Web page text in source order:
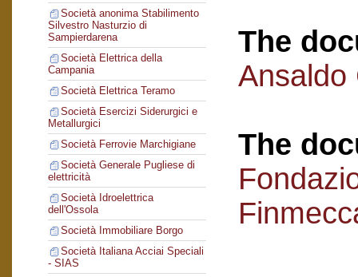
Società anonima Stabilimento
Silvestro Nasturzio di
Sampierdarena
Società Elettrica della
Campania
Società Elettrica Teramo
Società Esercizi Siderurgici e
Metallurgici
Società Ferrovie Marchigiane
Società Generale Pugliese di
elettricità
Società Idroelettrica
dell'Ossola
Società Immobiliare Borgo
Società Italiana Acciai Speciali
- SIAS
The
Ansaldo
The